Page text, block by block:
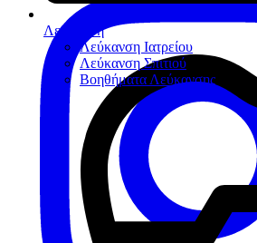
Λεύκανση
Λεύκανση Ιατρείου
Λεύκανση Σπιτιού
Βοηθήματα Λεύκανσης